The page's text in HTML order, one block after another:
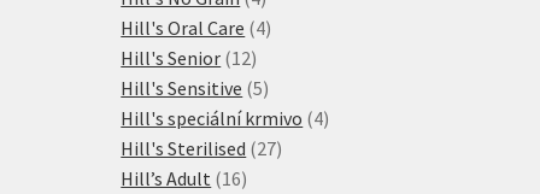
produkty
Hill's Oral Care 44
Hill's Senior 1212
produktů
Hill's Sensitive 55
produktů
Hill's speciální krmivo 44
Hill's Sterilised 2727
Hill’s Adult 1616